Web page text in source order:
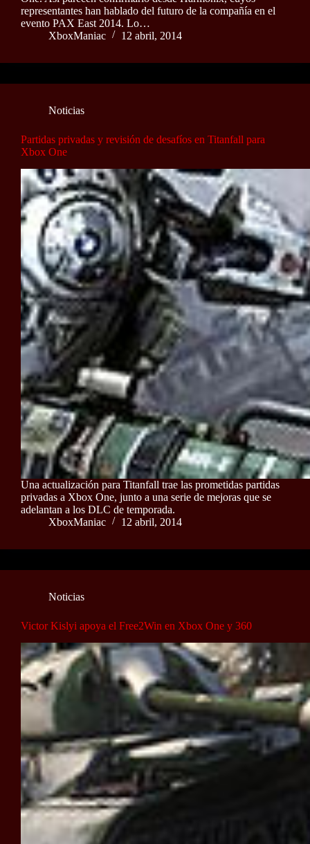
representantes han hablado del futuro de la compañía en el
evento PAX East 2014. Lo…
XboxManiac
12 abril, 2014
Noticias
Partidas privadas y revisión de desafíos en Titanfall para
Xbox One
Una actualización para Titanfall trae las prometidas partidas
privadas a Xbox One, junto a una serie de mejoras que se
adelantan a los DLC de temporada.
XboxManiac
12 abril, 2014
Noticias
Victor Kislyi apoya el Free2Win en Xbox One y 360